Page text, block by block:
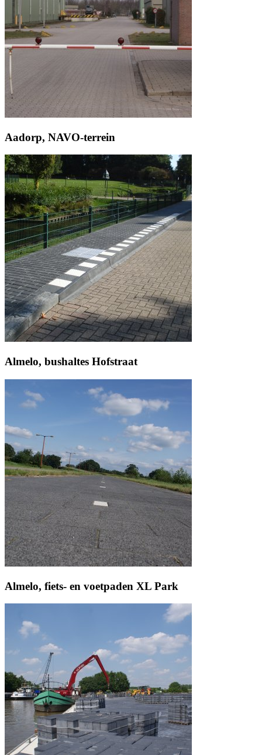
Aadorp, NAVO-terrein
Almelo, bushaltes Hofstraat
Almelo, fiets- en voetpaden XL Park